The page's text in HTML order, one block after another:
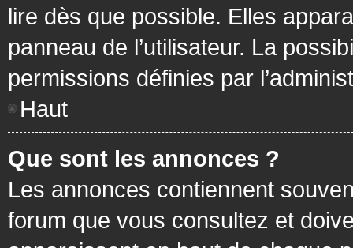
lire dès que possible. Elles
panneau de l’utilisateur. La
permissions définies par
Haut
Que sont les annonces ?
Les annonces contiennent
forum que vous consultez et